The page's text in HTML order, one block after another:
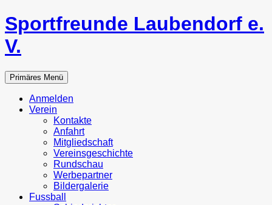
Zum
Inhalt
springen
Sportfreunde Laubendorf e.
V.
Suchen
Primäres Menü
Anmelden
Verein
Kontakte
Anfahrt
Mitgliedschaft
Vereinsgeschichte
Rundschau
Werbepartner
Bildergalerie
Fussball